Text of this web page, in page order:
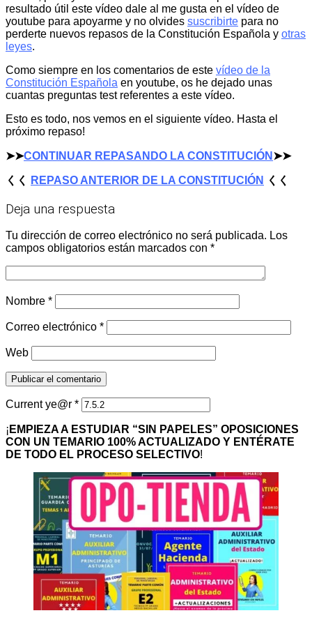
resultado útil este vídeo dale al me gusta en el vídeo de
youtube para apoyarme y no olvides suscribirte para no
perderte nuevos repasos de la Constitución Española y otras
leyes.
Como siempre en los comentarios de este vídeo de la
Constitución Española en youtube, os he dejado unas
cuantas preguntas test referentes a este vídeo.
Esto es todo, nos vemos en el siguiente vídeo. Hasta el
próximo repaso!
➤➤CONTINUAR REPASANDO LA CONSTITUCIÓN ➤➤
くく REPASO ANTERIOR DE LA CONSTITUCIÓN くく
Deja una respuesta
Tu dirección de correo electrónico no será publicada. Los
campos obligatorios están marcados con *
Nombre *
Correo electrónico *
Web
Current ye@r *
¡ EMPIEZA A ESTUDIAR “SIN PAPELES” OPOSICIONES
CON UN TEMARIO 100% ACTUALIZADO Y ENTÉRATE
DE TODO EL PROCESO SELECTIVO!